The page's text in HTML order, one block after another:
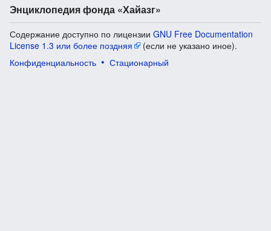
Энциклопедия фонда «Хайазг»
Содержание доступно по лицензии GNU Free Documentation
License 1.3 или более поздняя
(если не указано иное).
Конфиденциальность
Стационарный